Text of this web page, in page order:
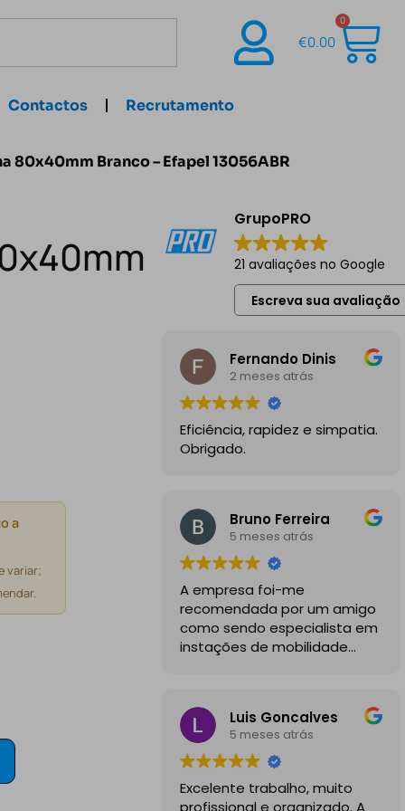
€0.00
0
Contactos Recrutamento
80x40mm Branco – Efapel 13056ABR
a
variar;
GrupoPRO
21 avaliações no Google
Escreva sua avaliação
Fernando Dinis
2 meses atrás
Eficiência, rapidez e simpatia.
Obrigado.
Bruno Ferreira
5 meses atrás
A empresa foi-me
recomendada por um amigo
como sendo especialista em
instações de mobilidade
profissionais, comunicativos e
disponiveis para todas as
minhas dúvidas.
A instalação de tomada
reforçada em garagem
Luis Goncalves
5 meses atrás
Excelente trabalho, muito
profissional e organizado. A